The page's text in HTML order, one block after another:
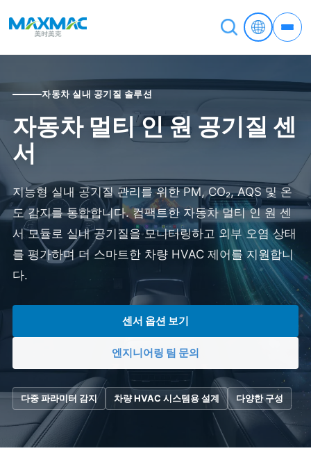
자동차 실내 공기질 솔루션
자동차 멀티 인 원 공기질 센
서
지능형 실내 공기질 관리를 위한 PM, CO₂, AQS 및 온
도 감지를 통합합니다. 컴팩트한 자동차 멀티 인 원 센
서 모듈로 실내 공기질을 모니터링하고 외부 오염 상태
를 평가하며 더 스마트한 차량 HVAC 제어를 지원합니
다.
센서 옵션 보기
엔지니어링 팀 문의
다중 파라미터 감지 차량 HVAC 시스템용 설계 다양한 구성